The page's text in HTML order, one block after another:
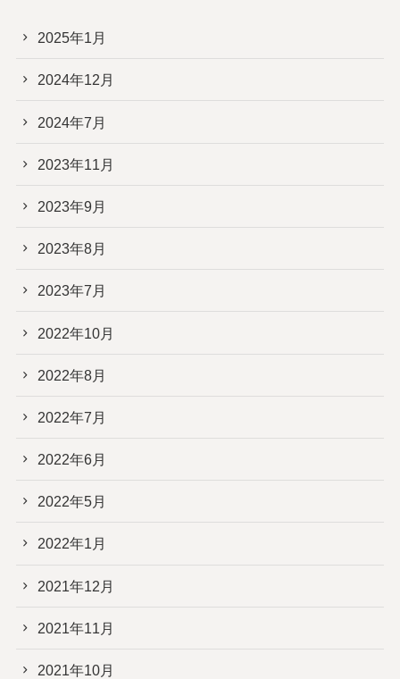
2025年1月
2024年12月
2024年7月
2023年11月
2023年9月
2023年8月
2023年7月
2022年10月
2022年8月
2022年7月
2022年6月
2022年5月
2022年1月
2021年12月
2021年11月
2021年10月